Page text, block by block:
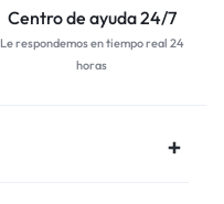
Centro de ayuda 24/7
Le respondemos en tiempo real 24
horas